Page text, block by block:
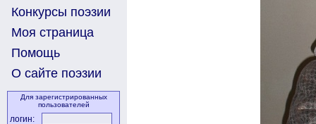
Конкурсы поэзии
Моя страница
Помощь
О сайте поэзии
Для зарегистрированных
пользователей
логин: